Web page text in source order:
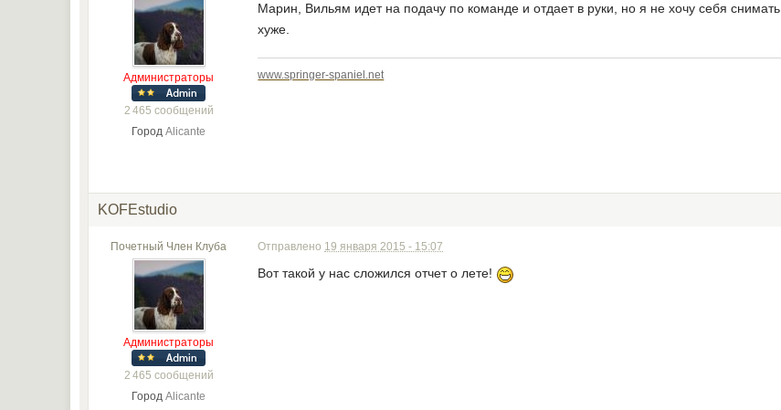
Администраторы
2 465 сообщений
Город Alicante
Марин, Вильям идет на подачу по команде и отдает в руки, но я не хочу себя снимать
хуже.
www.springer-spaniel.net
KOFEstudio
Почетный Член Клуба
Администраторы
2 465 сообщений
Город Alicante
Отправлено 19 января 2015 - 15:07
Вот такой у нас сложился отчет о лете!